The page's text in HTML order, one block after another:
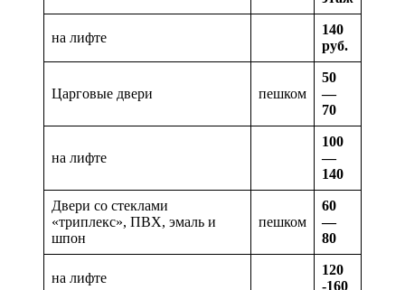
на лифте
140
руб.
Царговые двери пешком
50
—
70
на лифте
100
—
140
Двери со стеклами
«триплекс», ПВХ, эмаль и
шпон
пешком
60
—
80
на лифте
120
-160